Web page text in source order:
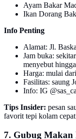
Ayam Bakar
Ikan Dorang
Info Penting
Alamat: Jl.
Jam buka:
menyebut
Harga: mulai
Fasilitas: saung
Info: IG
Tips Insider: pesan
favorit tepi kolam
7. Gubug Makan